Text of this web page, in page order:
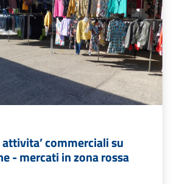
commerciali su
- mercati in zona rossa